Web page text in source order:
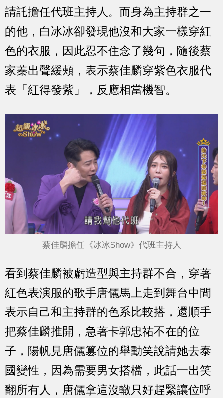
請託擔任代班主持人。而身為主持群之一
的他，白冰冰卻發現他沒和大家一樣穿紅
色的衣服，因此忍不住念了幾句，隨後蔡
家蓁出聲緩頰，表示蔡佳麟穿紫色衣服代
表「紅得發紫」，反應相當機智。
蔡佳麟擔任《冰冰Show》代班主持人
看到蔡佳麟被虧造型與主持群不合，穿著
紅色表演服的歌手唐儷馬上走到舞台中間
表示自己和主持群的色系比較搭，還順手
把蔡佳麟推開，急著卡郭忠祐不在的位
子，陽帆見唐儷篡位的舉動笑說請她去泰
國變性，因為需要男女搭檔，此話一出笑
翻所有人，唐儷拿這沒轍只好趕緊讓位呼